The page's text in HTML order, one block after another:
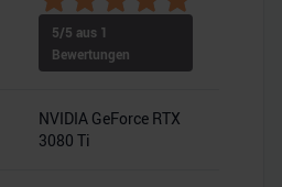
5/5 aus 1
Bewertungen
NVIDIA GeForce RTX
3080 Ti